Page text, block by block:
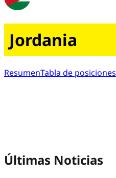
Jordania
ResumenTabla de posiciones
Últimas Noticias